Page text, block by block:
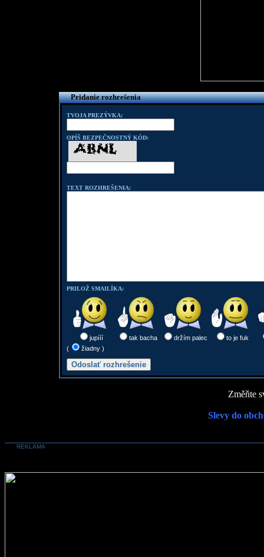
Pridanie rozhrešenia
TVOJA PREZÝVKA:
OPÍŠ BEZPEČNOSTNÝ KÓD:
TEXT ROZHREŠENIA:
PRILOŽ SMAILÍKA:
jupííí tak bacha držím palec
to je fuk
(
žiadny )
Změňte
Slevy do
REKLAMA